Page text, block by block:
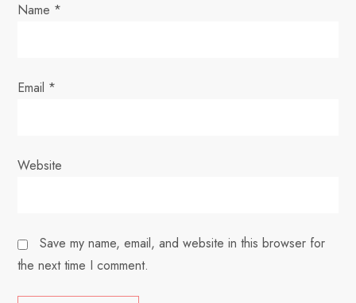
n
Name *
Email *
Website
Save my name, email, and website in this browser for
the next time I comment.